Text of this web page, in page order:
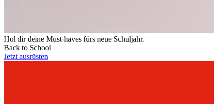
Hol dir deine Must-haves fürs neue Schuljahr.
Back to School
Jetzt ausrüsten